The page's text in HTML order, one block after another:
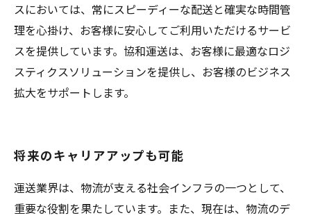
スにおいては、常にスピーディーな配送と確実な時間管
理を心掛け、お客様に安心してご利用いただけるサービ
スを提供しています。協和運送は、お客様に最適なロジ
スティクスソリューションを提供し、お客様のビジネス
拡大をサポートします。
将来のキャリアアップも可能
運送業界は、物流が支える社会インフラの一つとして、
重要な役割を果たしています。また、現在は、物流のデ